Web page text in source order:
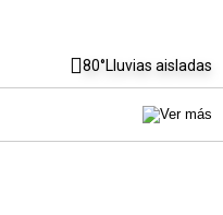
80°Lluvias aisladas